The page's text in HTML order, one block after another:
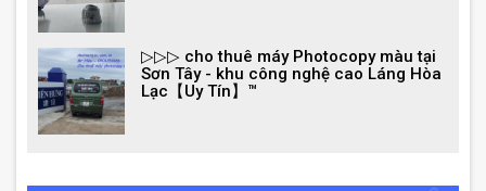
▷▷▷ cho thuê máy Photocopy màu tại
Sơn Tây - khu công nghệ cao Láng Hòa
Lạc【Uy Tín】™